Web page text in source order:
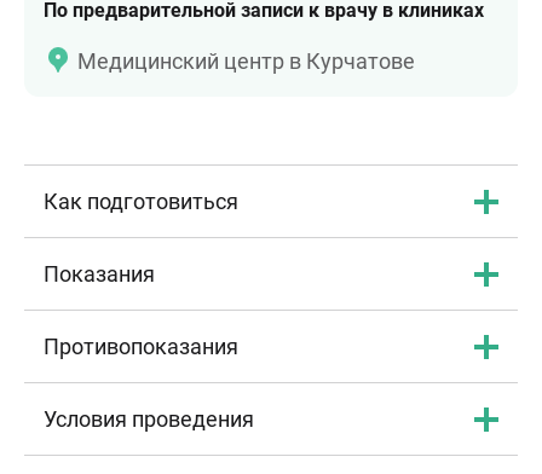
По предварительной записи к врачу в клиниках
Медицинский центр в Курчатове
Как подготовиться
Показания
Противопоказания
Условия проведения